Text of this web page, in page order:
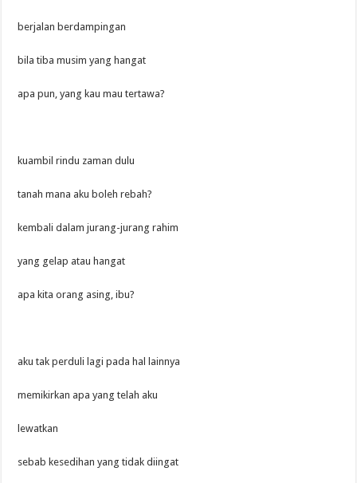
berjalan berdampingan
bila tiba musim yang hangat
apa pun, yang kau mau tertawa?
kuambil rindu zaman dulu
tanah mana aku boleh rebah?
kembali dalam jurang-jurang rahim
yang gelap atau hangat
apa kita orang asing, ibu?
aku tak perduli lagi pada hal lainnya
memikirkan apa yang telah aku
lewatkan
sebab kesedihan yang tidak diingat